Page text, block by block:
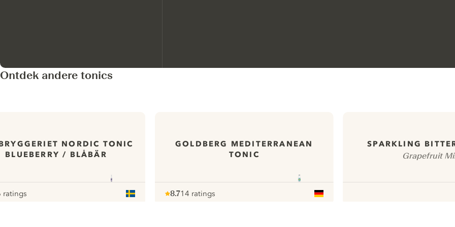
Ontdek andere tonics
NORDIC TONIC
BLUEBERRY / BLÅBÄR
ratings
GOLDBERG MEDITERRANEAN
TONIC
8.714 ratings
SPARKLING
Grapefruit